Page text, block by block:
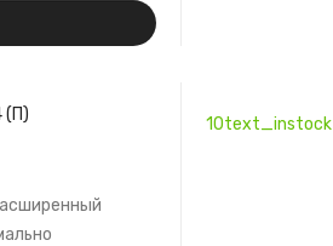
10text_instock
(П)